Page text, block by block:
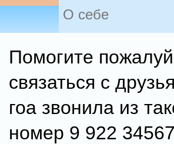
О себе
Помогите
связаться с
гоа звонила из
номер 9 922